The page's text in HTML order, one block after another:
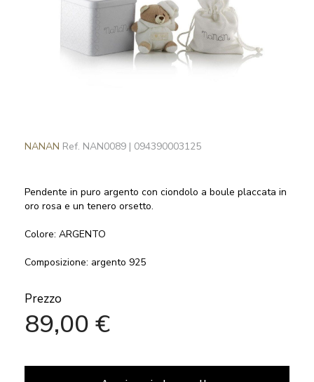
NANAN Ref. NAN0089 | 094390003125
Pendente in puro argento con ciondolo a boule placcata in
oro rosa e un tenero orsetto.
Colore: ARGENTO
Composizione: argento 925
Prezzo
89,00 €